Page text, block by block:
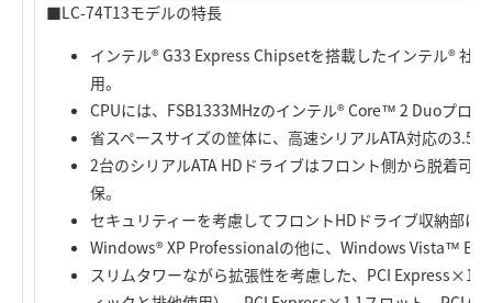
■LC-74T13モデルの特長
インテル® G33 Express Chipsetを搭載したインテル® 社
用。
CPUには、FSB1333MHzのインテル® Core™ 2 Duoプロ
省スペースサイズの筐体に、高速シリアルATA対応の3.5
2台のシリアルATA HDドライブはフロント側から脱着可
保。
セキュリティーを考慮してフロントHDドライブ収納部に
Windows® XP Professionalの他に、Windows Vista™
スリムタワーながら拡張性を考慮した、PCI Express×16